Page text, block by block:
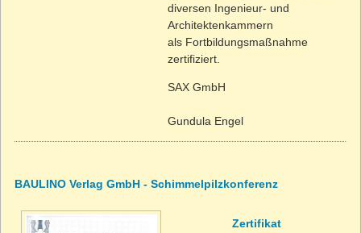
diversen Ingenieur- und
Architektenkammern
als Fortbildungsmaßnahme
zertifiziert.
SAX GmbH
Gundula Engel
BAULINO Verlag GmbH - Schimmelpilzkonferenz
Zertifikat